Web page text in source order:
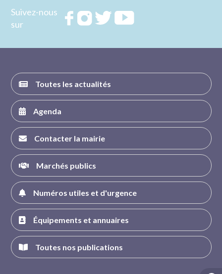
Suivez-nous
sur
RejoignezRejoignezRejoignez
Toutes les actualités
Agenda
Contacter la mairie
Marchés publics
Numéros utiles et d'urgence
Équipements et annuaires
Toutes nos publications